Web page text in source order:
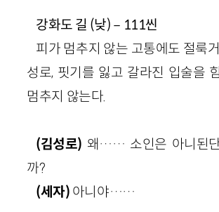
강화도 길 (낮)－111씬
피가 멈추지 않는 고통에도 절룩
성로, 핏기를 잃고 갈라진 입술을
멈추지 않는다.
(김성로) 왜…… 소인은 아니된
까?
(세자) 아니야……